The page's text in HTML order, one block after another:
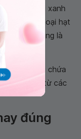
các loại rau xanh
xôi. Các loại hạt
hạt điều cũng là
vật không chứa
B12 từ các
đúng